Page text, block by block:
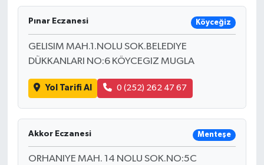
Pınar Eczanesi Köyceğiz
GELISIM MAH.1.NOLU SOK.BELEDIYE
DÜKKANLARI NO:6 KÖYCEGIZ MUGLA
Yol Tarifi Al 0 (252) 262 47 67
Akkor Eczanesi Menteşe
ORHANIYE MAH. 14 NOLU SOK.NO:5C